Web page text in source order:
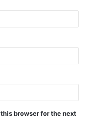
browser for the next